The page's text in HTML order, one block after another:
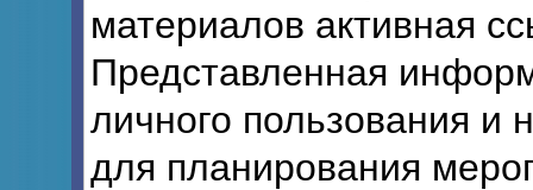
материалов активная
Представленная
личного пользования и
для планирования